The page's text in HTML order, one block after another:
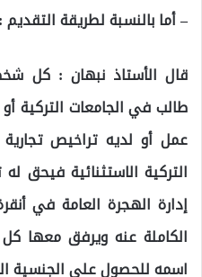
– أما بالنسبة لطريقة التقديم :
قال الأستاذ نبهان : كل
طالب في الجامعات التركية
عمل أو لديه تراخيص
إدارة الهجرة العامة في
الكاملة عنه ويرفق معها
اسمه للحصول على الجنسية